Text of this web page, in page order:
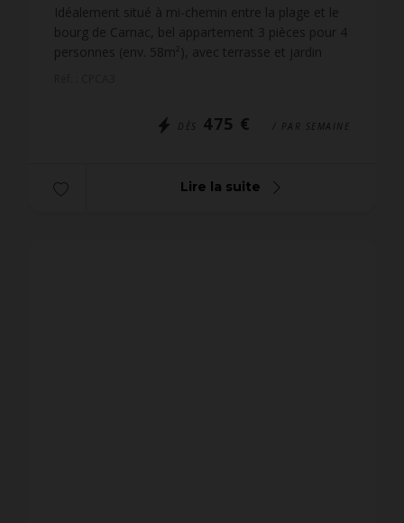
Idéalement situé à mi-chemin entre la plage et le
bourg de Carnac, bel appartement 3 pièces pour 4
personnes (env. 58m²), avec terrasse et jardin
DÈS 475 € / PAR SEMAINE
Lire la suite